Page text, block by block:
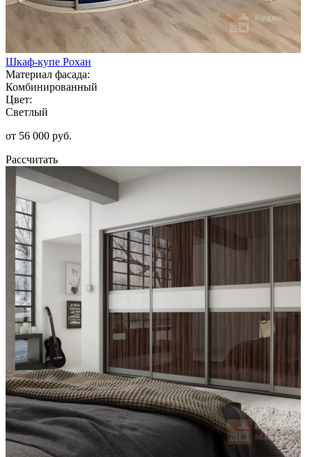
Шкаф-купе Рохан
Материал фасада:
Комбинированный
Цвет:
Светлый
от 56 000 руб.
Рассчитать